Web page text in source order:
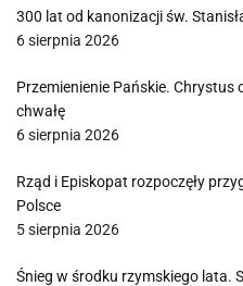
300 lat od kanonizacji św.
6 sierpnia 2026
Przemienienie Pańskie. Chrystus
chwałę
6 sierpnia 2026
Rząd i Episkopat rozpoczęły
Polsce
5 sierpnia 2026
Śnieg w środku rzymskiego lata.